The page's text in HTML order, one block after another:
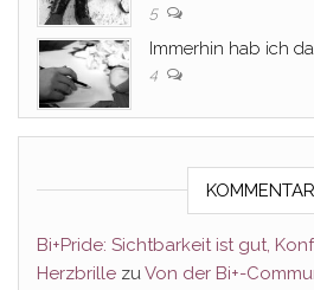
5
Immerhin hab ich
4
Bi+Pride: Sichtbarkeit ist gut,
Herzbrille zuVon der Bi+-